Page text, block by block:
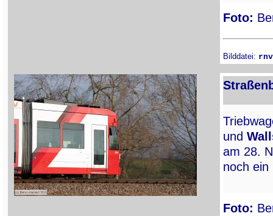
Foto:
Bilddatei:
und
am 28.
noch ein
Foto: